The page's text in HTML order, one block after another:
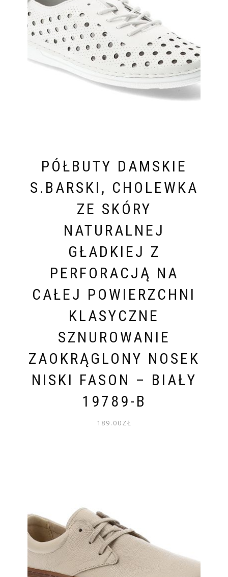
PÓŁBUTY DAMSKIE
S.BARSKI, CHOLEWKA
ZE SKÓRY
NATURALNEJ
GŁADKIEJ Z
PERFORACJĄ NA
CAŁEJ POWIERZCHNI
KLASYCZNE
SZNUROWANIE
ZAOKRĄGLONY NOSEK
NISKI FASON – BIAŁY
19789-B
189.00ZŁ